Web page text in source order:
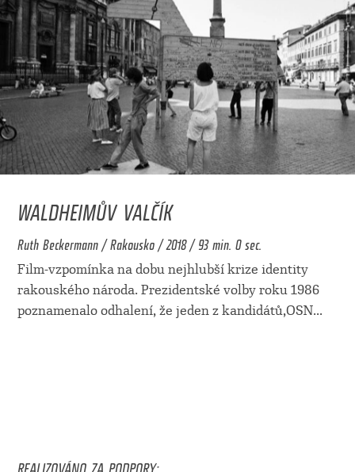
WALDHEIMŮV VALČÍK
Ruth Beckermann / Rakousko / 2018 / 93 min. 0 sec.
Film-vzpomínka na dobu nejhlubší krize identity
rakouského národa. Prezidentské volby roku 1986
poznamenalo odhalení, že jeden z kandidátů,OSN...
REALIZOVÁNO ZA PODPORY: